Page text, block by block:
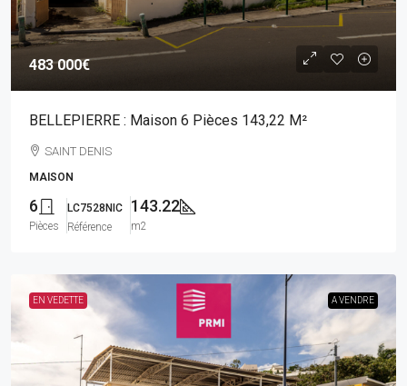
483 000€
BELLEPIERRE : Maison 6 Pièces 143,22 M²
SAINT DENIS
MAISON
6
Pièces
LC7528NIC
Référence
143.22
m2
EN VEDETTE A VENDRE